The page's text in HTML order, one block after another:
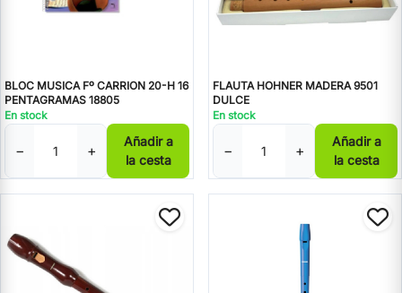
BLOC MUSICA Fº CARRION 20-H 16
PENTAGRAMAS 18805
En stock
− +
Añadir a
la cesta
FLAUTA HOHNER MADERA 9501
DULCE
En stock
− +
Añadir a
la cesta